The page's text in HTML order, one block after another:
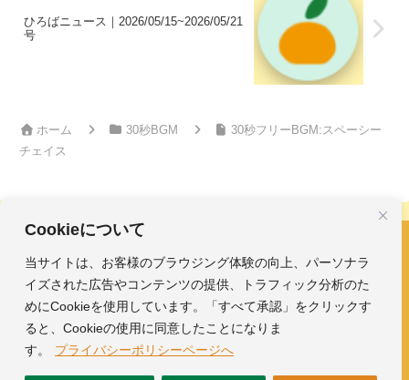
Cookieについて
当サイトは、お客様のブラウジング体験の向上、パーソナラ
イズされた広告やコンテンツの提供、トラフィック分析のた
めにCookieを使用しています。「すべて承認」をクリックす
ると、Cookieの使用に同意したことになりま
す。
プライバシーポリシーページへ
ひろばニュース｜2026/05/15~2026/05/21
号
ホーム 30秒BGM
30秒フリーBGM:スペーシー
チェイス
フリーBGM・効果音｜みかんのおんがくひろば
ホーム
おんがく素材
ガイド